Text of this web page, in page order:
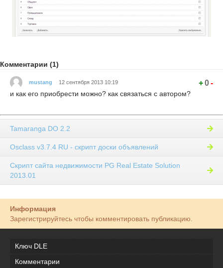
Комментарии (1)
mustang 12 сентября 2013 10:19 +0-
и как его приобрести можно? как связаться с автором?
Tamaranga DO 2.2
Osclass v3.7.4 RU - скрипт доски объявлений
Скрипт сайта недвижимости PG Real Estate Solution
2013.01
Информация
Зарегистрируйтесь чтобы комментировать публикацию.
Ключ DLE
Комментарии